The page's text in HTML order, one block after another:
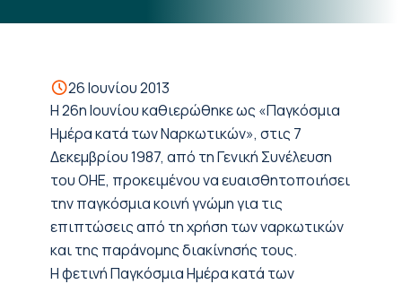
26 Ιουνίου 2013
Η 26η Ιουνίου καθιερώθηκε ως «Παγκόσμια
Ημέρα κατά των Ναρκωτικών», στις 7
Δεκεμβρίου 1987, από τη Γενική Συνέλευση
του ΟΗΕ, προκειμένου να ευαισθητοποιήσει
την παγκόσμια κοινή γνώμη για τις
επιπτώσεις από τη χρήση των ναρκωτικών
και της παράνομης διακίνησής τους.
Η φετινή Παγκόσμια Ημέρα κατά των